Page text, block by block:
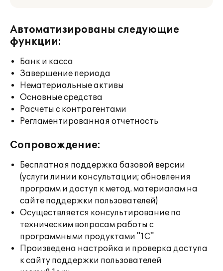
Автоматизированы следующие
функции:
Банк и касса
Завершение периода
Нематериальные активы
Основные средства
Расчеты с контрагентами
Регламентированная отчетность
Сопровождение:
Бесплатная поддержка базовой версии
(услуги линии консультации; обновления
программ и доступ к метод. материалам на
сайте поддержки пользователей)
Осуществляется консультирование по
техническим вопросам работы с
программными продуктами "1С"
Произведена настройка и проверка доступа
к сайту поддержки пользователей